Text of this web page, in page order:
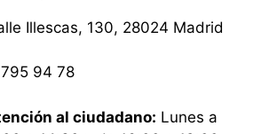
Illescas, 130, 28024 Madrid
94 78
al ciudadano: Lunes a